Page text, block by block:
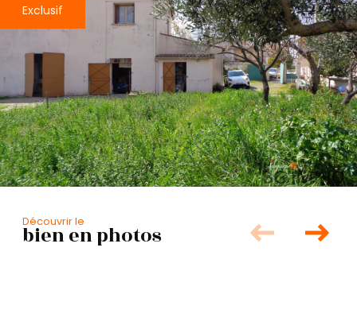
Exclusif
Découvrir le
bien en photos